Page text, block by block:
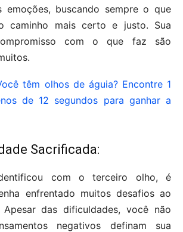
emoções, buscando sempre o que
caminho mais certo e justo. Sua
com o que faz são
têm olhos de águia? Encontre 1
de 12 segundos para ganhar a
Sacrificada:
com o terceiro olho, é
enfrentado muitos desafios ao
das dificuldades, você não
negativos definam sua